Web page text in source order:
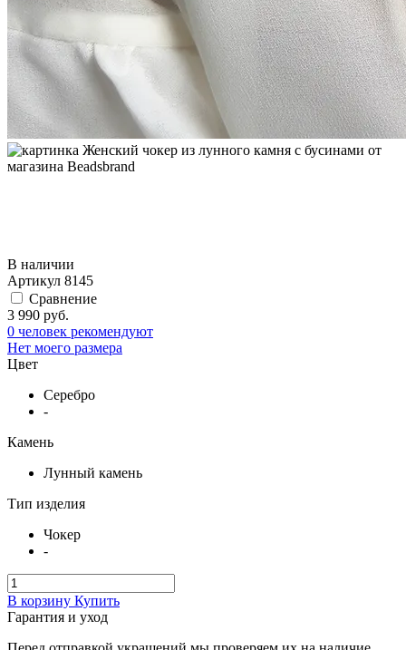
В наличии
Артикул 8145
Сравнение
3 990 руб.
0 человек рекомендуют
Нет моего размера
Цвет
Серебро
-
Камень
Лунный камень
Тип изделия
Чокер
-
В корзину Купить
Гарантия и уход